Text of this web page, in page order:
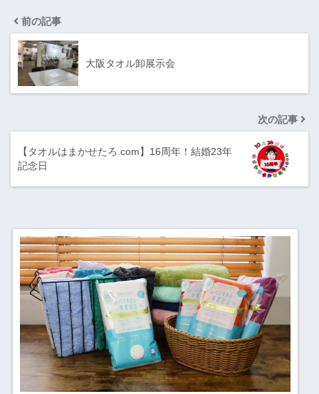
前の記事
大阪タオル卸展示会
次の記事
【タオルはまかせたろ.com】16周年！結婚23年
記念日